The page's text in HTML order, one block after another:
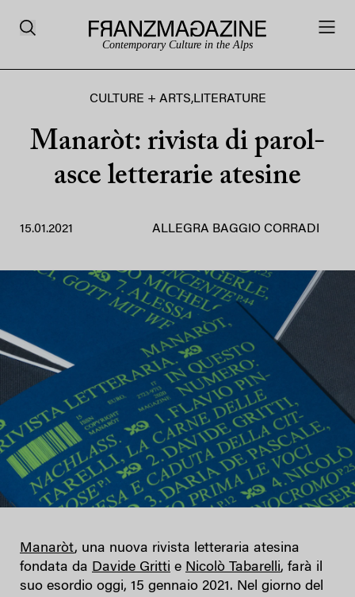
Contemporary Culture in the Alps
CULTURE + ARTS,LITERATURE
Manaròt: rivista di parol-
asce letterarie atesine
15.01.2021 ALLEGRA BAGGIO CORRADI
Manaròt, una nuova rivista letteraria atesina
fondata da Davide Gritti e Nicolò Tabarelli, farà il
suo esordio oggi, 15 gennaio 2021. Nel giorno del